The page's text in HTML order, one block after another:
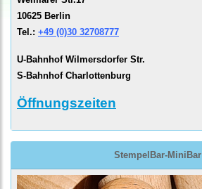
10625 Berlin
Tel.: +49 (0)30 32708777
U-Bahnhof Wilmersdorfer Str.
S-Bahnhof Charlottenburg
Öffnungszeiten
StempelBar-MiniBar